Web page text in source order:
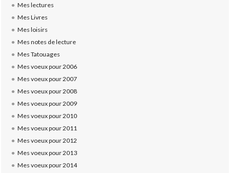
Mes lectures
Mes Livres
Mes loisirs
Mes notes de lecture
Mes Tatouages
Mes voeux pour 2006
Mes voeux pour 2007
Mes voeux pour 2008
Mes voeux pour 2009
Mes voeux pour 2010
Mes voeux pour 2011
Mes voeux pour 2012
Mes voeux pour 2013
Mes voeux pour 2014